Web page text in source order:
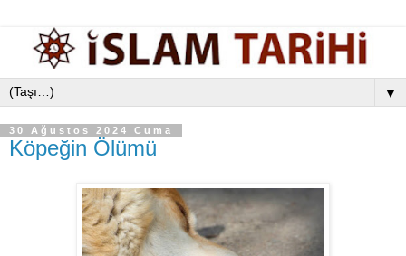
▼
30 Ağustos 2024 Cuma
Köpeğin Ölümü